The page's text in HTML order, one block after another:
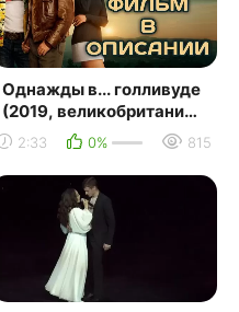
Однажды в... голливуде
(2019, великобритания,
сша, китай) драма,
комедия; dub; смо...
2:33 0% 815